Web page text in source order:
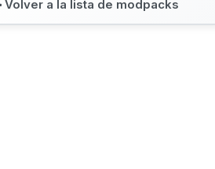
Volver a la lista de modpacks